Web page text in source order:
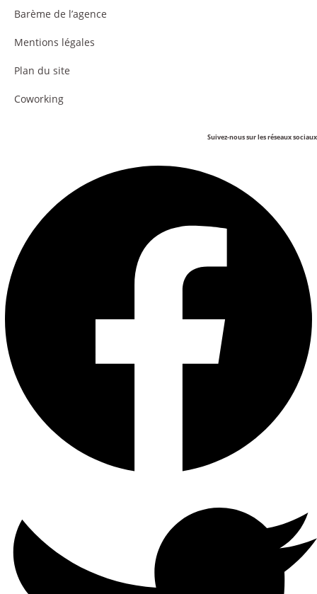
Barème de l’agence
Mentions légales
Plan du site
Coworking
Suivez-nous sur les réseaux sociaux